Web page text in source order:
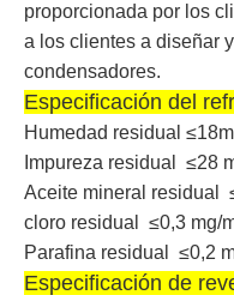
proporcionada por los
a los clientes a diseñar
condensadores.
Especificación del
Humedad residual
Impureza residual ≤28
Aceite mineral residual
cloro residual ≤0,3 mg/
Parafina residual ≤0,2
Especificación de